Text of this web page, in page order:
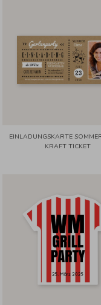
EINLADUNGSKARTE
KRAFT TICKET